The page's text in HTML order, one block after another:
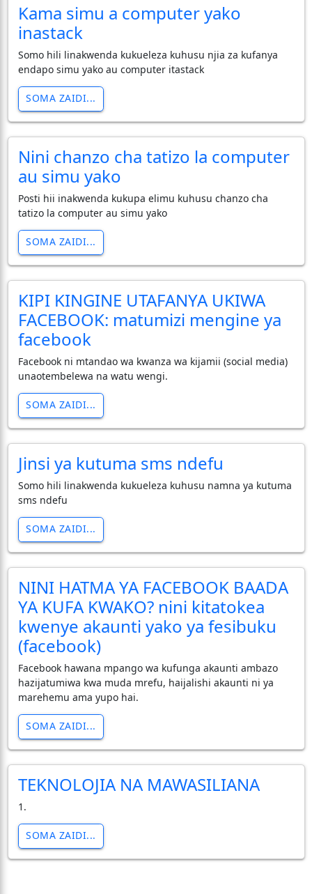
Kama simu a computer yako
inastack
Somo hili linakwenda kukueleza kuhusu njia za kufanya
endapo simu yako au computer itastack
SOMA ZAIDI...
Nini chanzo cha tatizo la computer
au simu yako
Posti hii inakwenda kukupa elimu kuhusu chanzo cha
tatizo la computer au simu yako
SOMA ZAIDI...
KIPI KINGINE UTAFANYA UKIWA
FACEBOOK: matumizi mengine ya
facebook
Facebook ni mtandao wa kwanza wa kijamii (social media)
unaotembelewa na watu wengi.
SOMA ZAIDI...
Jinsi ya kutuma sms ndefu
Somo hili linakwenda kukueleza kuhusu namna ya kutuma
sms ndefu
SOMA ZAIDI...
NINI HATMA YA FACEBOOK BAADA
YA KUFA KWAKO? nini kitatokea
kwenye akaunti yako ya fesibuku
(facebook)
Facebook hawana mpango wa kufunga akaunti ambazo
hazijatumiwa kwa muda mrefu, haijalishi akaunti ni ya
marehemu ama yupo hai.
SOMA ZAIDI...
TEKNOLOJIA NA MAWASILIANA
1.
SOMA ZAIDI...